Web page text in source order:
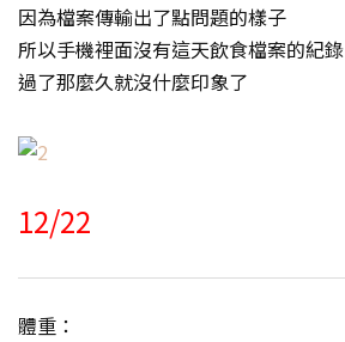
因為檔案傳輸出了點問題的樣子
所以手機裡面沒有這天飲食檔案的紀錄
過了那麼久就沒什麼印象了
12/22
體重：